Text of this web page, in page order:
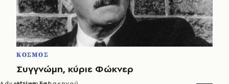
ΚΟΣΜΟΣ
Συγγνώμη, κύριε Φώκνερ